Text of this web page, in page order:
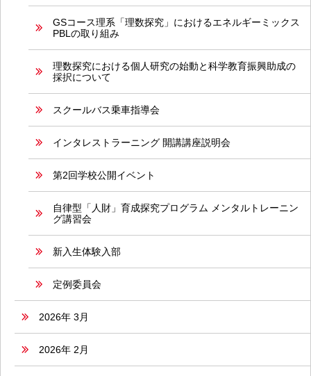
GSコース理系「理数探究」におけるエネルギーミックス
PBLの取り組み
理数探究における個人研究の始動と科学教育振興助成の
採択について
スクールバス乗車指導会
インタレストラーニング 開講講座説明会
第2回学校公開イベント
自律型「人財」育成探究プログラム メンタルトレーニン
グ講習会
新入生体験入部
定例委員会
2026年 3月
2026年 2月